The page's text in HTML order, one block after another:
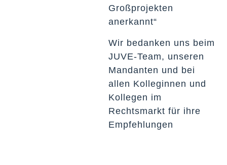
Großprojekten
anerkannt“
Wir bedanken uns beim
JUVE-Team, unseren
Mandanten und bei
allen Kolleginnen und
Kollegen im
Rechtsmarkt für ihre
Empfehlungen